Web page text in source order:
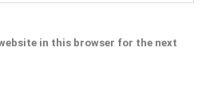
in this browser for the next